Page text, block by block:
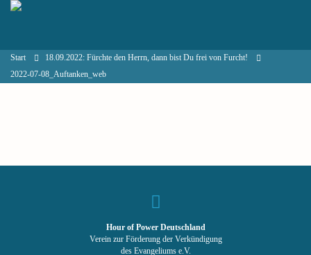
Start
18.09.2022: Fürchte den Herrn, dann bist Du frei von Furcht!
2022-07-08_Auftanken_web
Hour of Power Deutschland
Verein zur Förderung der Verkündigung
des Evangeliums e.V.